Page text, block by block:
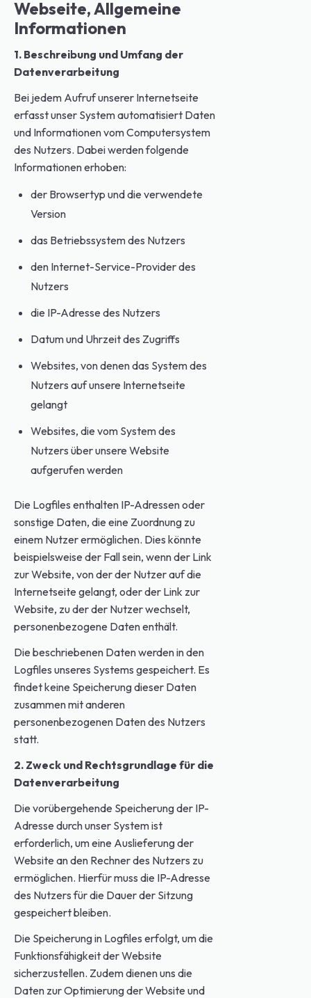
Webseite, Allgemeine
Informationen
1. Beschreibung und Umfang der
Datenverarbeitung
Bei jedem Aufruf unserer Internetseite
erfasst unser System automatisiert Daten
und Informationen vom Computersystem
des Nutzers. Dabei werden folgende
Informationen erhoben:
der Browsertyp und die verwendete
Version
das Betriebssystem des Nutzers
den Internet-Service-Provider des
Nutzers
die IP-Adresse des Nutzers
Datum und Uhrzeit des Zugriffs
Websites, von denen das System des
Nutzers auf unsere Internetseite
gelangt
Websites, die vom System des
Nutzers über unsere Website
aufgerufen werden
Die Logfiles enthalten IP-Adressen oder
sonstige Daten, die eine Zuordnung zu
einem Nutzer ermöglichen. Dies könnte
beispielsweise der Fall sein, wenn der Link
zur Website, von der der Nutzer auf die
Internetseite gelangt, oder der Link zur
Website, zu der der Nutzer wechselt,
personenbezogene Daten enthält.
Die beschriebenen Daten werden in den
Logfiles unseres Systems gespeichert. Es
findet keine Speicherung dieser Daten
zusammen mit anderen
personenbezogenen Daten des Nutzers
statt.
2. Zweck und Rechtsgrundlage für die
Datenverarbeitung
Die vorübergehende Speicherung der IP-
Adresse durch unser System ist
erforderlich, um eine Auslieferung der
Website an den Rechner des Nutzers zu
ermöglichen. Hierfür muss die IP-Adresse
des Nutzers für die Dauer der Sitzung
gespeichert bleiben.
Die Speicherung in Logfiles erfolgt, um die
Funktionsfähigkeit der Website
sicherzustellen. Zudem dienen uns die
Daten zur Optimierung der Website und